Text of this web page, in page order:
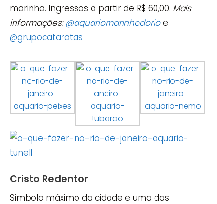
marinha. Ingressos a partir de R$ 60,00. Mais
informações:@aquariomarinhodorioe
@grupocataratas
Cristo Redentor
Símbolo máximo da cidade e uma das